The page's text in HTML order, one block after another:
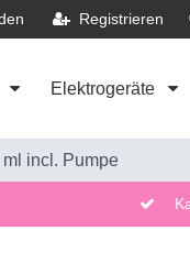
Registrieren
Elektrogeräte
incl. Pumpe